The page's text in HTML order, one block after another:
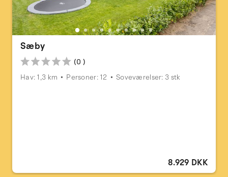
Sæby
(0 )
Hav: 1,3 km
Personer: 12 Soveværelser: 3 stk
8.929 DKK